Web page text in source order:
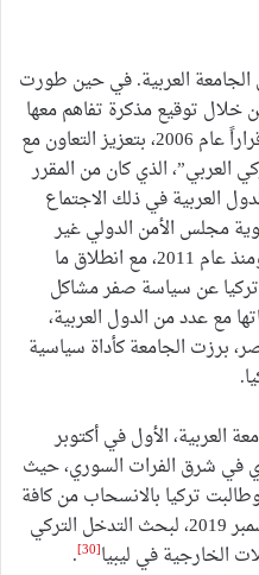
الجامعة العربية. في حين طورت
خلال توقيع مذكرة تفاهم معها
في عام 2004. كما اتخذت الجامعة قراراً عام 2006، بتعزيز التعاون مع
العربي”، الذي كان من المقرر
العربية في ذلك الاجتماع
مجلس الأمن الدولي غير
. لكن ومنذ عام 2011، مع انطلاق ما
عن سياسة صفر مشاكل
مع عدد من الدول العربية،
برزت الجامعة كأداة سياسية
العربية، الأول في أكتوبر
في شرق الفرات السوري، حيث
تركيا بالانسحاب من كافة
. الثاني في ديسمبر 2019، لبحث التدخل التركي
الخارجية في ليبيا[30]
.